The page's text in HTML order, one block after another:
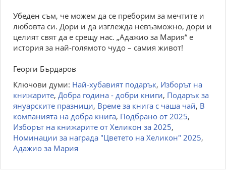
Убеден съм, че можем да се преборим за мечтите и
любовта си. Дори и да изглежда невъзможно, дори и
целият свят да е срещу нас. „Адажио за Мария“ е
история за най-голямото чудо – самия живот!
Георги Бърдаров
Ключови думи: Най-хубавият подарък, Изборът на
книжарите, Добра година - добри книги, Подарък за
януарските празници, Време за книга с чаша чай, В
компанията на добра книга, Подбрано от 2025,
Изборът на книжарите от Хеликон за 2025,
Номинации за награда "Цветето на Хеликон" 2025,
Адажио за Мария